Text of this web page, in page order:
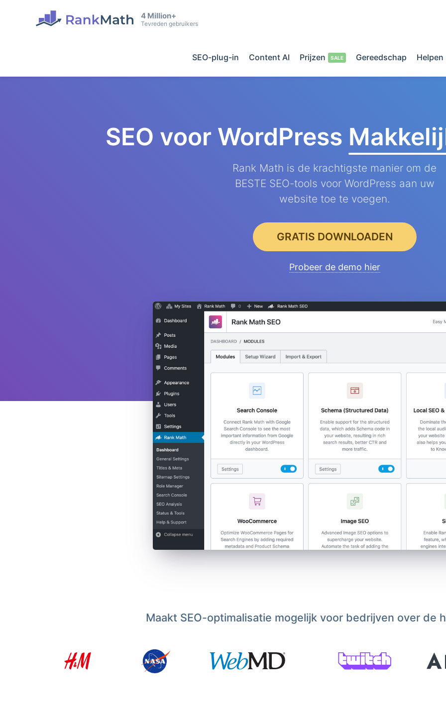
4 Million+
Tevreden gebruikers
SEO-plug-in Content AI Prijzen Gereedschap Helpen
SEO voor WordPress
Rank Math is de krachtigste manier om de
BESTE SEO-tools voor WordPress aan uw
website toe te voegen.
GRATIS DOWNLOADEN
Probeer de demo hier
Maakt SEO-optimalisatie mogelijk voor bedrijven over de